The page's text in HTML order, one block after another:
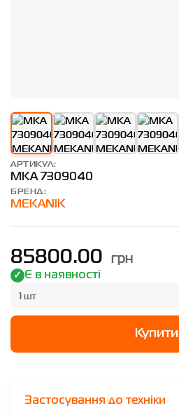
АРТИКУЛ:
MKA 7309040
БРЕНД:
MEKANIK
85800.00 грн
Є в наявності
1 шт
Купити
Застосування до техніки